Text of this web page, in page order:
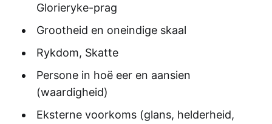
Glorieryke-prag
Grootheid en oneindige skaal
Rykdom, Skatte
Persone in hoë eer en aansien
(waardigheid)
Eksterne voorkoms (glans, helderheid,